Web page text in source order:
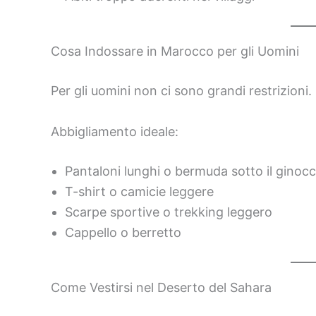
Cosa Indossare in Marocco per gli Uomini
Per gli uomini non ci sono grandi restrizioni.
Abbigliamento ideale:
Pantaloni lunghi o bermuda sotto il
T-shirt o camicie leggere
Scarpe sportive o trekking leggero
Cappello o berretto
Come Vestirsi nel Deserto del Sahara